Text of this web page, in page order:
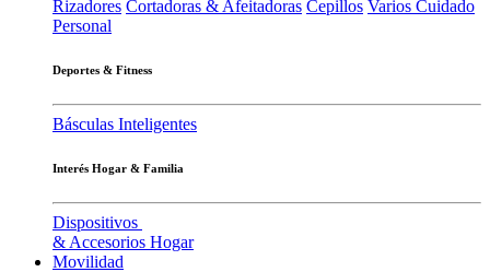
Rizadores Cortadoras & Afeitadoras Cepillos Varios Cuidado
Personal
Deportes & Fitness
Básculas Inteligentes
Interés Hogar & Familia
Dispositivos
& Accesorios Hogar
Movilidad